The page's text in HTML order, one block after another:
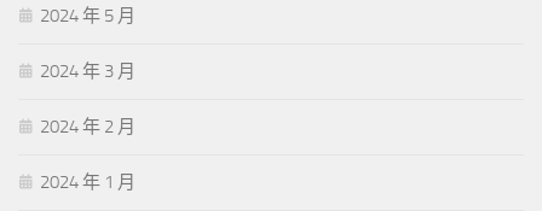
2024 年 5 月
2024 年 3 月
2024 年 2 月
2024 年 1 月